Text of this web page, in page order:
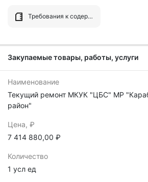
Требования к содержанию составу заявки на участие в электронном конкурсе.docx
Закупаемые товары, работы, услуги
Наименование
Текущий ремонт МКУК "ЦБС" МР
район"
Цена, ₽
7 414 880,00 ₽
Количество
1 усл ед